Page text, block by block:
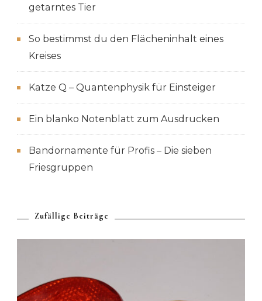
getarntes Tier
So bestimmst du den Flächeninhalt eines
Kreises
Katze Q – Quantenphysik für Einsteiger
Ein blanko Notenblatt zum Ausdrucken
Bandornamente für Profis – Die sieben
Friesgruppen
Zufällige Beiträge